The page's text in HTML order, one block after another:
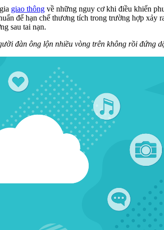
giao thông về những nguy cơ khi điều khiển
để hạn chế thương tích trong trường hợp
sau tai nạn.
đàn ông lộn nhiều vòng trên không rồi đứng